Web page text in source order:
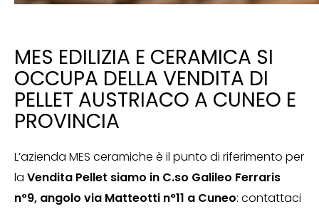
MES EDILIZIA E CERAMICA SI
OCCUPA DELLA VENDITA DI
PELLET AUSTRIACO A CUNEO E
PROVINCIA
L’azienda MES ceramiche è il punto di riferimento per
la Vendita Pellet siamo in C.so Galileo Ferraris
n°9, angolo via Matteotti n°11 a Cuneo: contattaci